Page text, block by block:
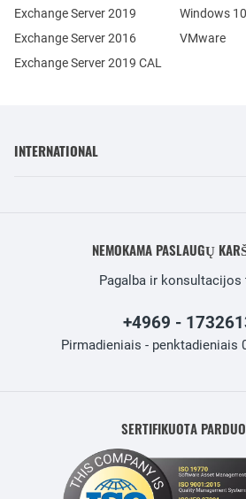
Exchange Server 2019
Exchange Server 2016
Exchange Server 2019 CAL
Windows 10
VMware
INTERNATIONAL
NEMOKAMA PASLAUGŲ
Pagalba ir konsultacijos
+4969 -
Pirmadieniais - penktadieniais
SERTIFIKUOTA